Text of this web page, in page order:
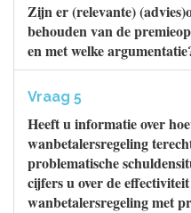
Zijn er (relevante)
behouden van de
en met welke
Vraag 5
Heeft u informatie over
wanbetalersregeling
problematische
cijfers u over de
wanbetalersregeling met